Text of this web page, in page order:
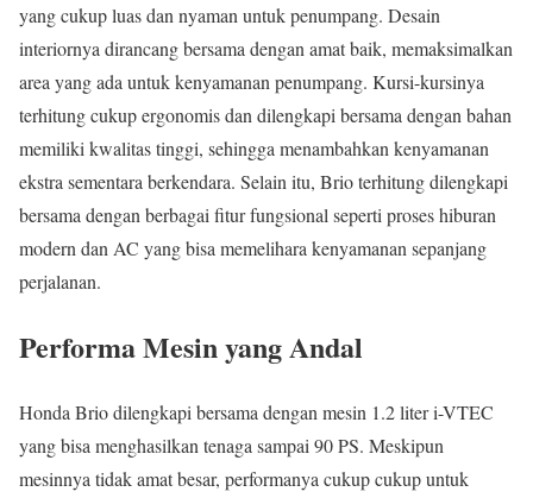
yang cukup luas dan nyaman untuk penumpang. Desain
interiornya dirancang bersama dengan amat baik, memaksimalkan
area yang ada untuk kenyamanan penumpang. Kursi-kursinya
terhitung cukup ergonomis dan dilengkapi bersama dengan bahan
memiliki kwalitas tinggi, sehingga menambahkan kenyamanan
ekstra sementara berkendara. Selain itu, Brio terhitung dilengkapi
bersama dengan berbagai fitur fungsional seperti proses hiburan
modern dan AC yang bisa memelihara kenyamanan sepanjang
perjalanan.
Performa Mesin yang Andal
Honda Brio dilengkapi bersama dengan mesin 1.2 liter i-VTEC
yang bisa menghasilkan tenaga sampai 90 PS. Meskipun
mesinnya tidak amat besar, performanya cukup cukup untuk